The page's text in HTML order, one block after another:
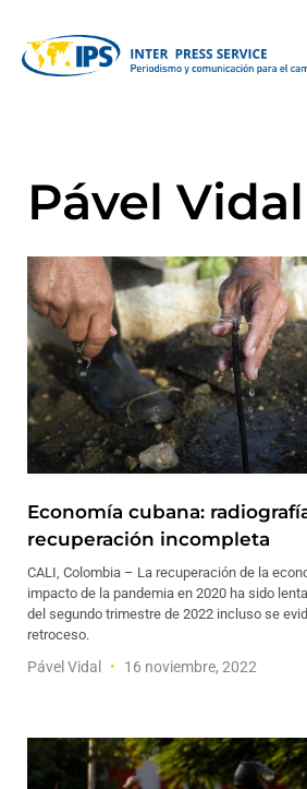
Pável Vidal
Economía cubana:
recuperación incompleta
CALI, Colombia – La recuperación de la
impacto de la pandemia en 2020 ha sido
del segundo trimestre de 2022 incluso se
retroceso.
Pável Vidal 16 noviembre, 2022